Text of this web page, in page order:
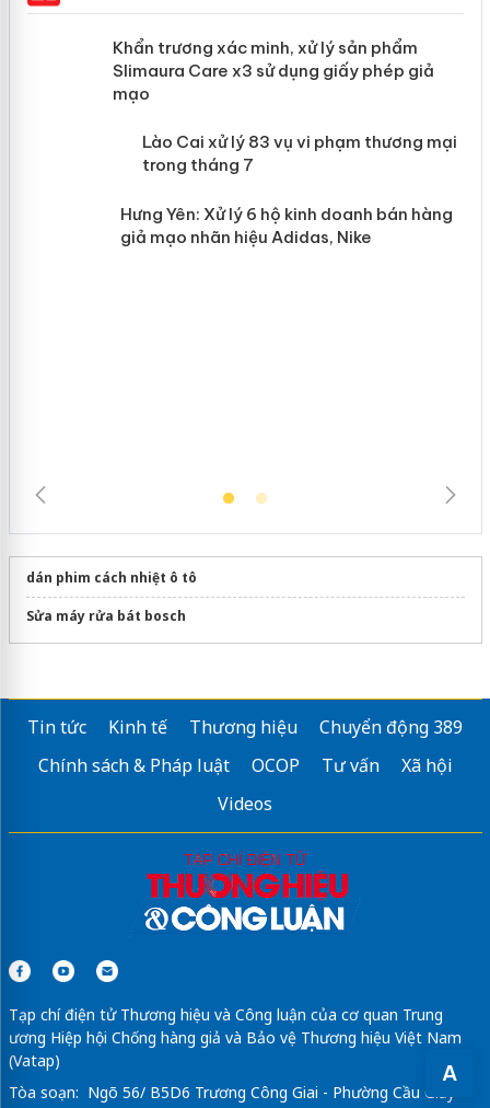
A
Khẩn trương xác minh, xử lý sản phẩm
Slimaura Care x3 sử dụng giấy phép
mại trong tháng 7
dán phim cách nhiệt ô tô
Sửa máy rửa bát bosch
Tin tức Kinh tế Thương hiệu
Chuyển động 389
Chính sách & Pháp luật
OCOP Tư vấn
Xã hội
Videos
Tạp chí điện tử Thương hiệu và Công luận của cơ quan Trung
ương Hiệp hội Chống hàng giả và Bảo vệ Thương hiệu Việt Nam
(Vatap)
Tòa soạn: Ngõ 56/ B5D6 Trương Công Giai - Phường Cầu Giấy -